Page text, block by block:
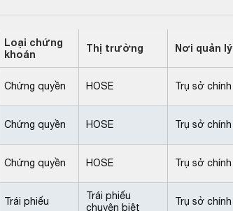
Loại chứng
khoán
Thị trường Nơi quản lý
Chứng quyền HOSE Trụ sở chính
Chứng quyền HOSE Trụ sở chính
Chứng quyền HOSE Trụ sở chính
Trái phiếu
Trái phiếu
chuyên biệt
Trụ sở chính